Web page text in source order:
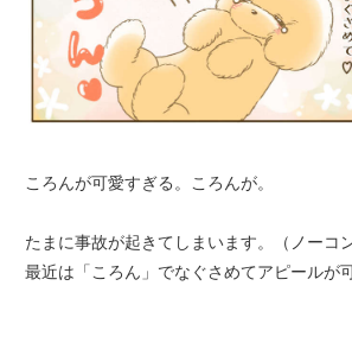
ころんが可愛すぎる。ころんが。
たまに事故が起きてしまいます。（ノーコ
最近は「ころん」でなぐさめてアピールが